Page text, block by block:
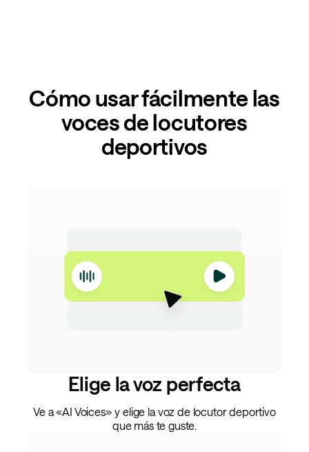
Cómo usar fácilmente las
voces de locutores
deportivos
Elige la voz perfecta
Ve a «AI Voices» y elige la voz de locutor deportivo
que más te guste.